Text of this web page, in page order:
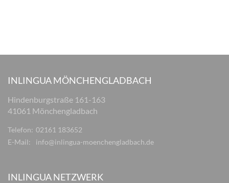
INLINGUA MÖNCHENGLADBACH
Hindenburgstraße 161-163
41061 Mönchengladbach
Telefon: 02161 183652
E-Mail:
info@inlingua-moenchengladbach.de
INLINGUA NETZWERK